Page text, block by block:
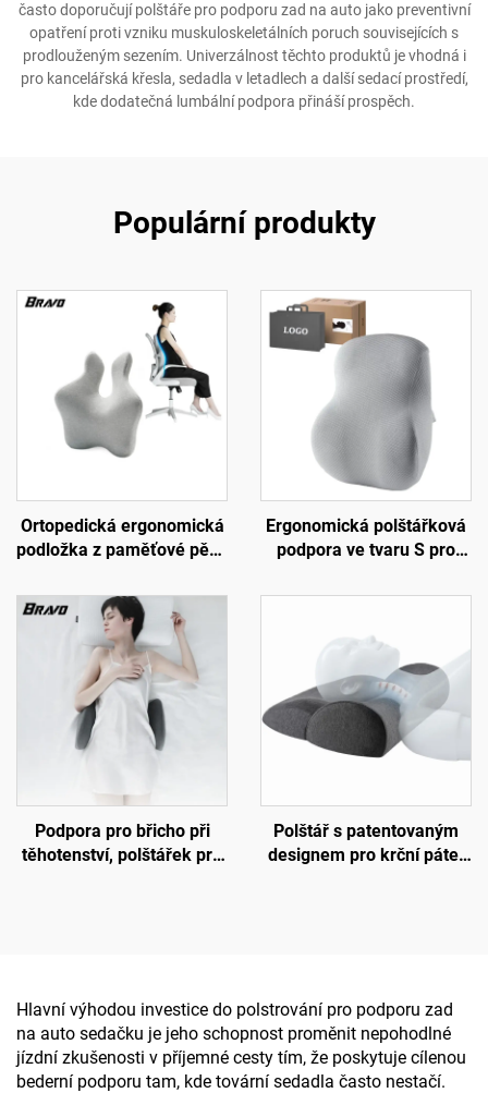
často doporučují polštáře pro podporu zad na auto jako preventivní
opatření proti vzniku muskuloskeletálních poruch souvisejících s
prodlouženým sezením. Univerzálnost těchto produktů je vhodná i
pro kancelářská křesla, sedadla v letadlech a další sedací prostředí,
kde dodatečná lumbální podpora přináší prospěch.
Populární produkty
Ortopedická ergonomická
podložka z paměťové pěny
polštářková podložka do
kanceláře a auta,
podložka B2
Ergonomická polštářková
podpora ve tvaru S pro
židli do kanceláře,
Podpora pro břicho při
těhotenství, polštářek pro
Polštář s patentovaným
designem pro krční páteř
Hlavní výhodou investice do polstrování pro podporu zad
na auto sedačku je jeho schopnost proměnit nepohodlné
jízdní zkušenosti v příjemné cesty tím, že poskytuje cílenou
bederní podporu tam, kde tovární sedadla často nestačí.